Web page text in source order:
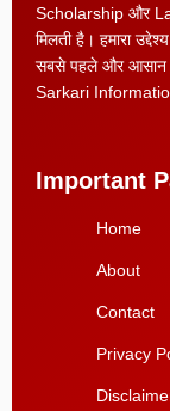
Scholarship और
मिलती है। हमारा
सबसे पहले और आसान
Sarkari
Important
Home
About
Contact
Privacy